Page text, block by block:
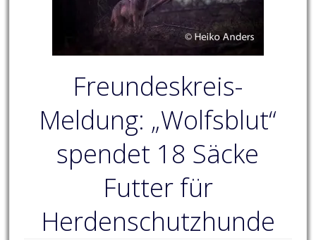
Freundeskreis-
Meldung: „Wolfsblut“
spendet 18 Säcke
Futter für
Herdenschutzhunde